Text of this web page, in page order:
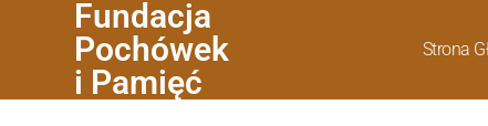
Fundacja
Pochówek
i Pamięć
Strona